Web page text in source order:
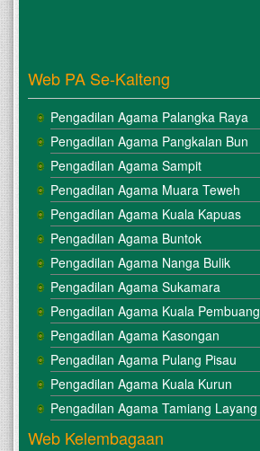
Web PA Se-Kalteng
Pengadilan Agama Palangka Raya
Pengadilan Agama Pangkalan Bun
Pengadilan Agama Sampit
Pengadilan Agama Muara Teweh
Pengadilan Agama Kuala Kapuas
Pengadilan Agama Buntok
Pengadilan Agama Nanga Bulik
Pengadilan Agama Sukamara
Pengadilan Agama Kuala Pembuang
Pengadilan Agama Kasongan
Pengadilan Agama Pulang Pisau
Pengadilan Agama Kuala Kurun
Pengadilan Agama Tamiang Layang
Web Kelembagaan